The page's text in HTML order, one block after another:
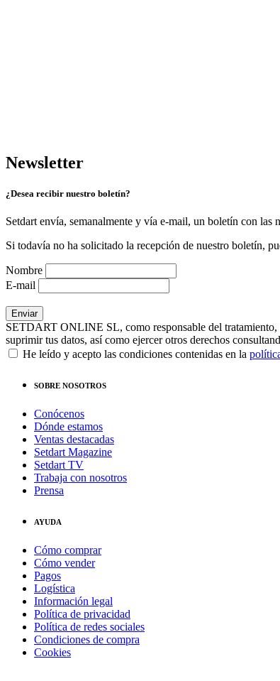
Newsletter
¿Desea recibir nuestro boletín?
Setdart envía, semanalmente y vía e-mail, un boletín con las
Si todavía no ha solicitado la recepción de nuestro boletín,
Nombre
E-mail
SETDART ONLINE SL, como responsable del tratamiento,
suprimir tus datos, así como ejercer otros derechos
He leído y acepto las condiciones contenidas en la
SOBRE NOSOTROS
Conócenos
Dónde estamos
Ventas destacadas
Setdart Magazine
Setdart TV
Trabaja con nosotros
Prensa
AYUDA
Cómo comprar
Cómo vender
Pagos
Logística
Información legal
Política de privacidad
Política de redes sociales
Condiciones de compra
Cookies